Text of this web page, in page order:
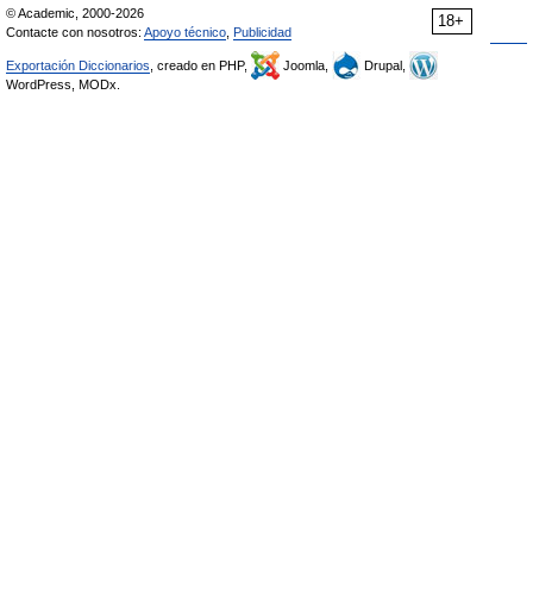
18+
© Academic, 2000-2026
Contacte con nosotros: Apoyo técnico Publicidad
Exportación Diccionarios , creado en PHP, Joomla,
Drupal,
WordPress, MODx.